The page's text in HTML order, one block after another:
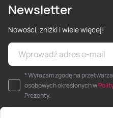
Newsletter
Nowości, zniżki i wiele więcej!
* Wyrażam zgodę na
osobowych określonych w
Prezenty.